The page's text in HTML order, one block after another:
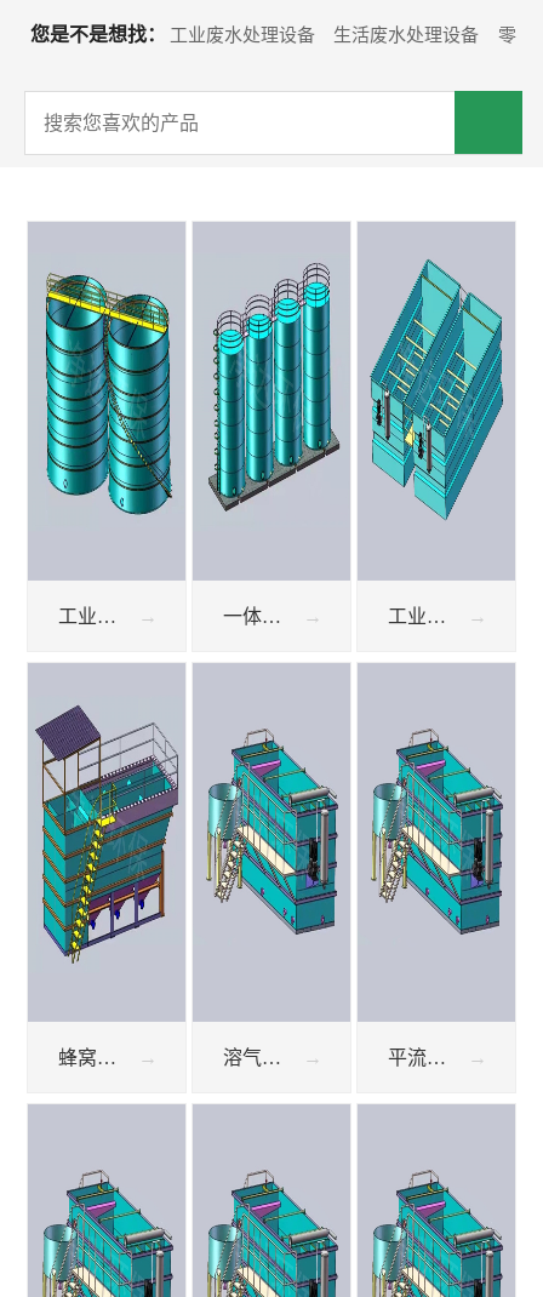
您是不是想找： 工业废水处理设备 生活废水处理设备 零
排放回用设备
工业污水处理设备UASB厌氧反应器 一体化污水处理设备UASB厌氧系统 工业废水处理 气浮机
蜂窝斜管沉淀池 溶气式气浮机 平流式气浮机